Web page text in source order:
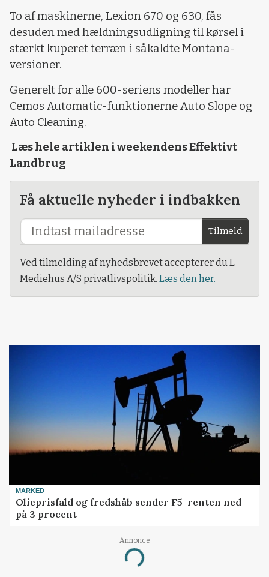
To af maskinerne, Lexion 670 og 630, fås
desuden med hældningsudligning til kørsel i
stærkt kuperet terræn i såkaldte Montana-
versioner.
Generelt for alle 600-seriens modeller har
Cemos Automatic-funktionerne Auto Slope og
Auto Cleaning.
Læs hele artiklen i weekendens Effektivt
Landbrug
Få aktuelle nyheder i indbakken
Tilmeld
Ved tilmelding af nyhedsbrevet accepterer du L-
Mediehus A/S privatlivspolitik. Læs den her.
MARKED
Olieprisfald og fredshåb sender F5-renten ned
på 3 procent
Annonce